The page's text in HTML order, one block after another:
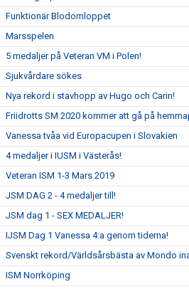
Funktionär Blodomloppet
Marsspelen
5 medaljer på Veteran VM i Polen!
Sjukvårdare sökes
Nya rekord i stavhopp av Hugo och Carin!
Friidrotts SM 2020 kommer att gå på
Vanessa tvåa vid Europacupen i Slovakien
4 medaljer i IUSM i Västerås!
Veteran ISM 1-3 Mars 2019
JSM DAG 2 - 4 medaljer till!
JSM dag 1 - SEX MEDALJER!
IJSM Dag 1 Vanessa 4:a genom tiderna!
Svenskt rekord/Världsårsbästa av Mondo
ISM Norrköping